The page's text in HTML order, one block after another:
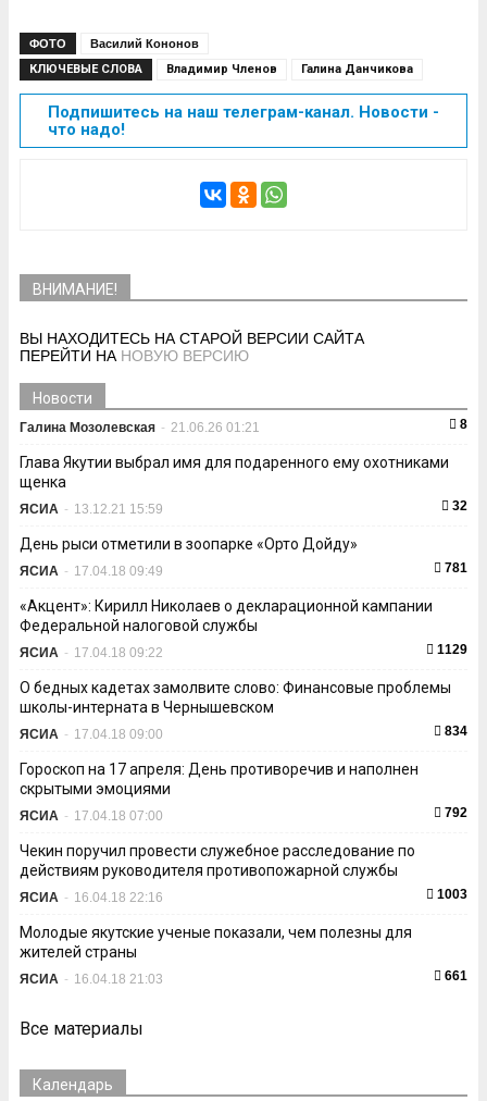
ФОТО Василий Кононов
КЛЮЧЕВЫЕ СЛОВА Владимир Членов Галина Данчикова
Подпишитесь на наш телеграм-канал. Новости -
что надо!
ВНИМАНИЕ!
ВЫ НАХОДИТЕСЬ НА СТАРОЙ ВЕРСИИ САЙТА
ПЕРЕЙТИ НА НОВУЮ ВЕРСИЮ
Новости
Галина Мозолевская - 21.06.26 01:21 8
Глава Якутии выбрал имя для подаренного ему охотниками
щенка
ЯСИА - 13.12.21 15:59 32
День рыси отметили в зоопарке «Орто Дойду»
ЯСИА - 17.04.18 09:49 781
«Акцент»: Кирилл Николаев о декларационной кампании
Федеральной налоговой службы
ЯСИА - 17.04.18 09:22 1129
О бедных кадетах замолвите слово: Финансовые проблемы
школы-интерната в Чернышевском
ЯСИА - 17.04.18 09:00 834
Гороскоп на 17 апреля: День противоречив и наполнен
скрытыми эмоциями
ЯСИА - 17.04.18 07:00 792
Чекин поручил провести служебное расследование по
действиям руководителя противопожарной службы
ЯСИА - 16.04.18 22:16 1003
Молодые якутские ученые показали, чем полезны для
жителей страны
ЯСИА - 16.04.18 21:03 661
Все материалы
Календарь